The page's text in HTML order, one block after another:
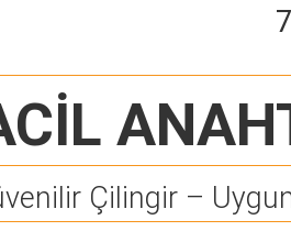
Çilingir –